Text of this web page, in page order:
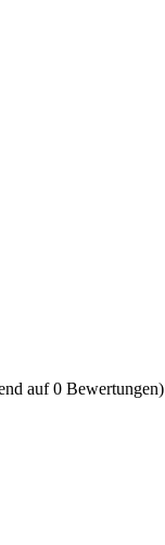
auf 0 Bewertungen)